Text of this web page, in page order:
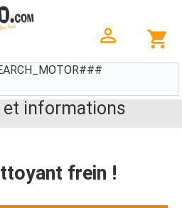
informations
frein !